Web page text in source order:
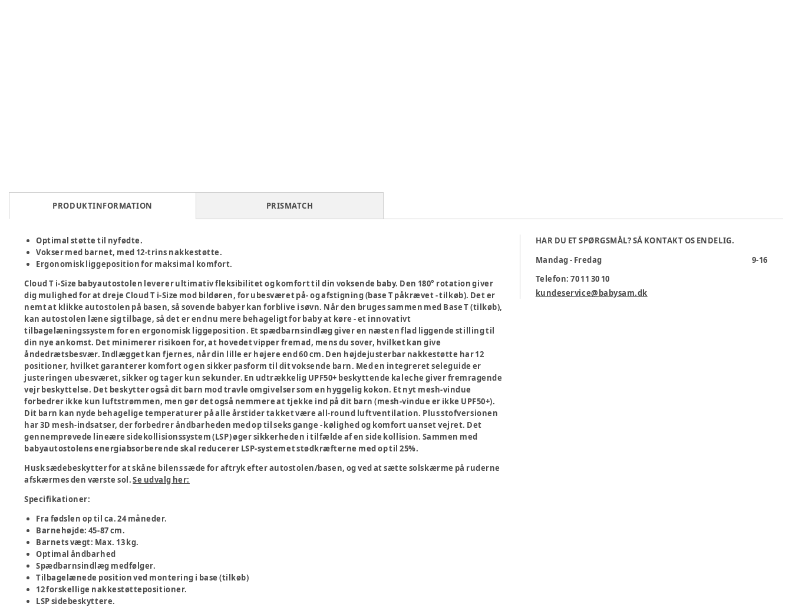
PRODUKTINFORMATION PRISMATCH
Optimal støtte til nyfødte.
Vokser med barnet, med 12-trins nakkestøtte.
Ergonomisk liggeposition for maksimal komfort.
Cloud T i-Size babyautostolen leverer ultimativ fleksibilitet og komfort til din voksende baby. Den 180° rotation giver
dig mulighed for at dreje Cloud T i-Size mod bildøren, for ubesværet på- og afstigning (base T påkrævet - tilkøb). Det er
nemt at klikke autostolen på basen, så sovende babyer kan forblive i søvn. Når den bruges sammen med Base T (tilkøb),
kan autostolen læne sig tilbage, så det er endnu mere behageligt for baby at køre - et innovativt
tilbagelæningssystem for en ergonomisk liggeposition. Et spædbarnsindlæg giver en næsten flad liggende stilling til
din nye ankomst. Det minimerer risikoen for, at hovedet vipper fremad, mens du sover, hvilket kan give
åndedrætsbesvær. Indlægget kan fjernes, når din lille er højere end 60 cm. Den højdejusterbar nakkestøtte har 12
positioner, hvilket garanterer komfort og en sikker pasform til dit voksende barn. Med en integreret seleguide er
justeringen ubesværet, sikker og tager kun sekunder. En udtrækkelig UPF50+ beskyttende kaleche giver fremragende
vejr beskyttelse. Det beskytter også dit barn mod travle omgivelser som en hyggelig kokon. Et nyt mesh-vindue
forbedrer ikke kun luftstrømmen, men gør det også nemmere at tjekke ind på dit barn (mesh-vindue er ikke UPF50+).
Dit barn kan nyde behagelige temperaturer på alle årstider takket være all-round luftventilation. Plus stofversionen
har 3D mesh-indsatser, der forbedrer åndbarheden med op til seks gange - kølighed og komfort uanset vejret. Det
gennemprøvede lineære sidekollisionssystem (LSP) øger sikkerheden i tilfælde af en side kollision. Sammen med
babyautostolens energiabsorberende skal reducerer LSP-systemet stødkræfterne med op til 25%.
Husk sædebeskytter for at skåne bilens sæde for aftryk efter autostolen/basen, og ved at sætte solskærme på ruderne
afskærmes den værste sol.Se udvalg her:
Specifikationer:
Fra fødslen op til ca. 24 måneder.
Barnehøjde: 45-87 cm.
Barnets vægt: Max. 13 kg.
Optimal åndbarhed
Spædbarnsindlæg medfølger.
Tilbagelænede position ved montering i base (tilkøb)
12 forskellige nakkestøttepositioner.
LSP sidebeskyttere.
HAR DU ET SPØRGSMÅL? SÅ KONTAKT OS ENDELIG.
Mandag - Fredag
9-16
Telefon: 70 11 30 10
kundeservice@babysam.dk